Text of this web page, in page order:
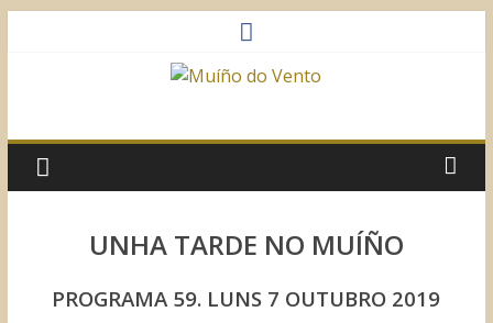
do
Vento
Sociocultural
UNHA TARDE NO MUÍÑO
PROGRAMA 59. LUNS 7 OUTUBRO 2019